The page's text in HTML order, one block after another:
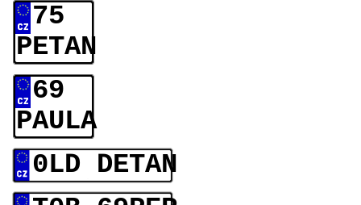
75
PETAN
69
PAULA
0LD DETAN